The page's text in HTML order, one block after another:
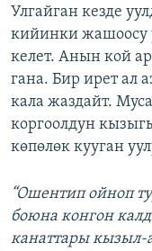
Улгайган кезде
кийинки жашоосу
келет. Анын кой
гана. Бир ирет ал
кала жаздайт.
коргоолдун
көпөлөк кууган
“Ошентип ойноп
боюна конгон
канаттары кызыл-